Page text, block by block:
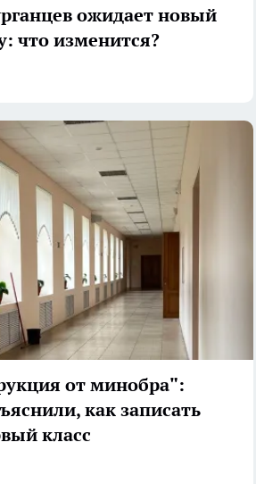
ожидает новый
что изменится?
от минобра":
как записать
класс